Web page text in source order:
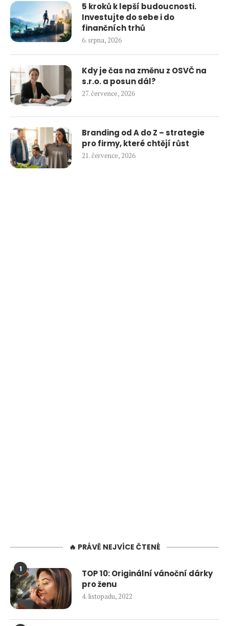
5 kroků k lepší budoucnosti.
Investujte do sebe i do
finančních trhů
6. srpna, 2026
Kdy je čas na změnu z OSVČ na
s.r.o. a posun dál?
27. července, 2026
Branding od A do Z – strategie
pro firmy, které chtějí růst
21. července, 2026
🔥 PRÁVĚ NEJVÍCE ČTENÉ
1
TOP 10: Originální vánoční dárky
pro ženu
4. listopadu, 2022